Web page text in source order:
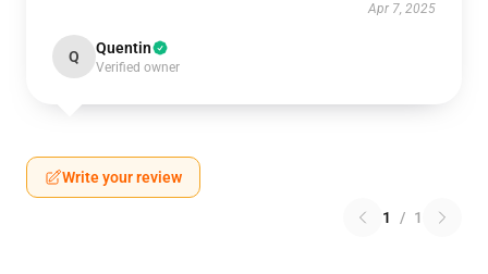
Apr 7, 2025
Q Quentin
Verified owner
Write your review
1 / 1